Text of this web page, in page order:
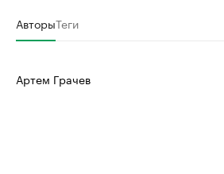
АвторыТеги
Артем Грачев